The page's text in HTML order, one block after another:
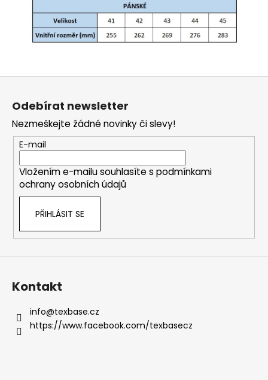
Z
Odebírat newsletter
Nezmeškejte žádné novinky či slevy!
E-mail
Vložením e-mailu souhlasíte s podmínkami
ochrany osobních údajů
PŘIHLÁSIT SE
Kontakt
info@texbase.cz
https://www.facebook.com/texbasecz